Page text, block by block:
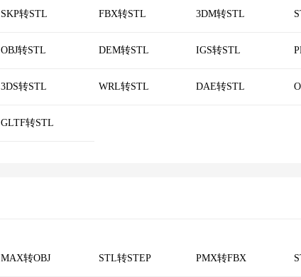
SKP转STL FBX转STL 3DM转STL
OBJ转STL DEM转STL IGS转STL
3DS转STL WRL转STL DAE转STL
GLTF转STL
MAX转OBJ STL转STEP PMX转FBX